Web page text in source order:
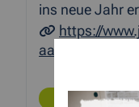
ins neue Jahr
https://
aachen.de/
ZURÜCK